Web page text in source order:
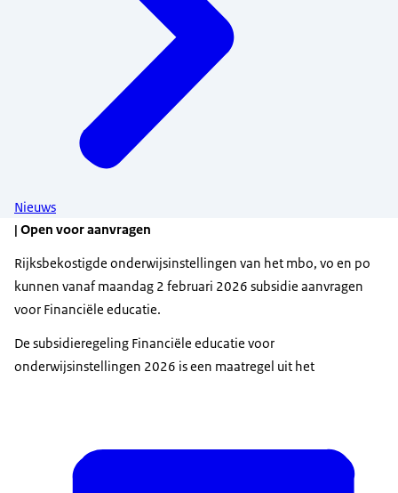
Nieuws
| Open voor aanvragen
Rijksbekostigde onderwijsinstellingen van het mbo, vo en po
kunnen vanaf maandag 2 februari 2026 subsidie aanvragen
voor Financiële educatie.
De subsidieregeling Financiële educatie voor
onderwijsinstellingen 2026 is een maatregel uit het